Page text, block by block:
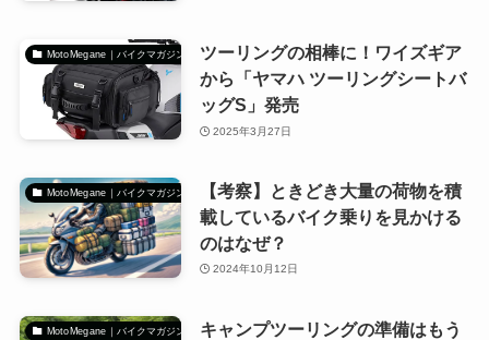
MotoMegane｜バイクマガジン
ツーリングの相棒に！ワイズギア
から「ヤマハ ツーリングシートバ
ッグS」発売
2025年3月27日
MotoMegane｜バイクマガジン
【考察】ときどき大量の荷物を積
載しているバイク乗りを見かける
のはなぜ？
2024年10月12日
MotoMegane｜バイクマガジン
キャンプツーリングの準備はもう